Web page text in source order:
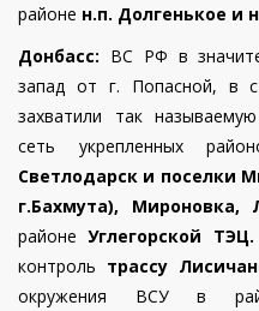
районе н.п. Долгенькое и
Донбасс: ВС РФ в
запад от г. Попасной, в
захватили так называемую
сеть укрепленных
Светлодарск и поселки
г.Бахмута), Мироновка,
районеУглегорской ТЭЦ.
контроль трассу
окружения ВСУ в